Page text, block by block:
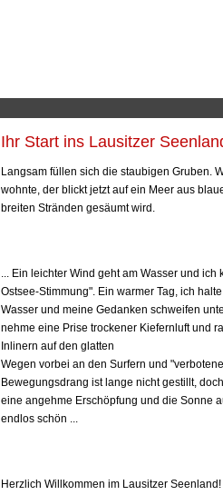
Ihr Start ins Lausitzer
Langsam füllen sich die staubigen Gruben.
wohnte, der blickt jetzt auf ein Meer aus
breiten Stränden gesäumt wird.
... Ein leichter Wind geht am Wasser und ich
Ostsee-Stimmung". Ein warmer Tag, ich
Wasser und meine Gedanken schweifen
nehme eine Prise trockener Kiefernluft und
Inlinern auf den glatten
Wegen vorbei an den Surfern und
Bewegungsdrang ist lange nicht gestillt,
eine angehme Erschöpfung und die Sonne
endlos schön ...
Herzlich Willkommen im Lausitzer Seenland!